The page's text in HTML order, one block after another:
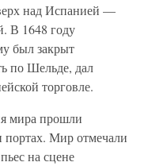
над Испанией —
В 1648 году
был закрыт
по Шельде, дал
торговле.
мира прошли
портах. Мир отмечали
на сцене